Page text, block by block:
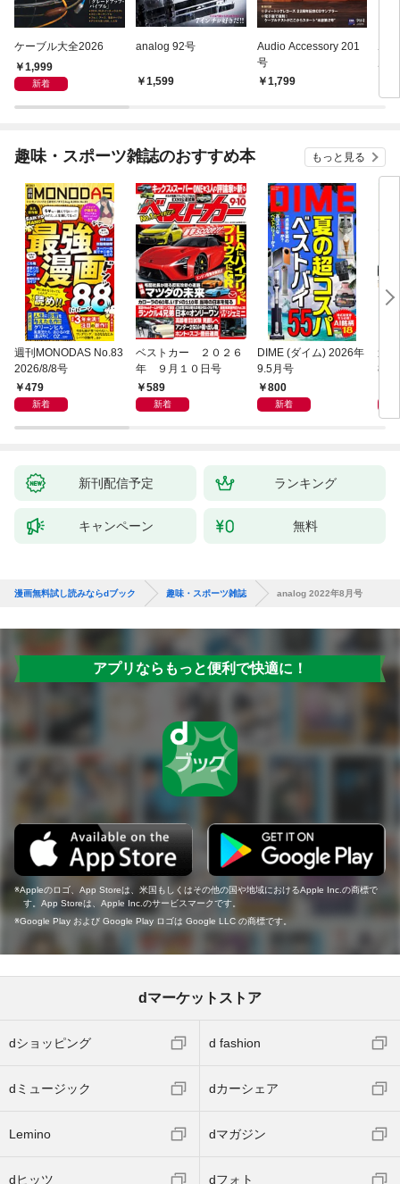
ケーブル大全2026
1,999
新着
analog 92号
1,599
Audio Accessory 201
号
1,799
ホ
趣味・スポーツ雑誌のおすすめ本 もっと見る
週刊MONODAS No.83
2026/8/8号
479
新着
ベストカー ２０２６
年 ９月１０日号
589
新着
DIME (ダイム) 2026年
9.5月号
800
新着
週
8/
新刊配信予定 ランキング
キャンペーン 無料
漫画無料試し読みならdブック 趣味・スポーツ雑誌 analog 2022年8月号
アプリならもっと便利で快適に！
Appleのロゴ、App Storeは、米国もしくはその他の国や地域におけるApple Inc.の商標で
す。App Storeは、Apple Inc.のサービスマークです。
Google Play および Google Play ロゴは Google LLC の商標です。
dマーケットストア
dショッピング d fashion
dミュージック dカーシェア
Lemino dマガジン
dヒッツ dフォト